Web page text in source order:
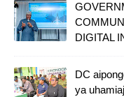
DIGITAL
DC
ya